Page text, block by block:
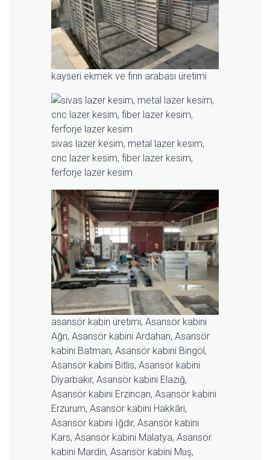
kayseri ekmek ve fırın arabası üretimi
sivas lazer kesim, metal lazer kesim,
cnc lazer kesim, fiber lazer kesim,
ferforje lazer kesim
asansör kabin üretimi, Asansör kabini
Ağrı, Asansör kabini Ardahan, Asansör
kabini Batman, Asansör kabini Bingöl,
Asansör kabini Bitlis, Asansör kabini
Diyarbakır, Asansör kabini Elazığ,
Asansör kabini Erzincan, Asansör kabini
Erzurum, Asansör kabini Hakkâri,
Asansör kabini Iğdır, Asansör kabini
Kars, Asansör kabini Malatya, Asansör
kabini Mardin, Asansör kabini Muş,